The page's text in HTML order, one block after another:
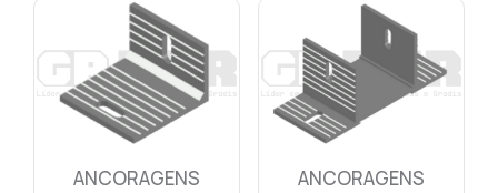
ANCORAGENS ANCORAGENS